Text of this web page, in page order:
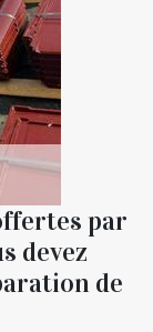
par
devez
de